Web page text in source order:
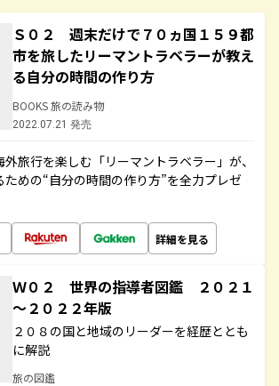
Ｓ０２ 週末だけで７０ヵ国１５９都
市を旅したリーマントラベラーが教え
る自分の時間の作り方
BOOKS 旅の読み物
2022.07.21 発売
旅行を楽しむ「リーマントラベラー」が、
めの“自分の時間の作り方”を全力プレゼ
詳細を見る
Ｗ０２ 世界の指導者図鑑 ２０２１
～２０２２年版
２０８の国と地域のリーダーを経歴ととも
に解説
旅の図鑑